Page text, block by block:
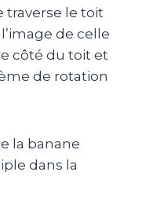
traverse le toit
de celle
côté du toit et
de rotation
la banane
dans la